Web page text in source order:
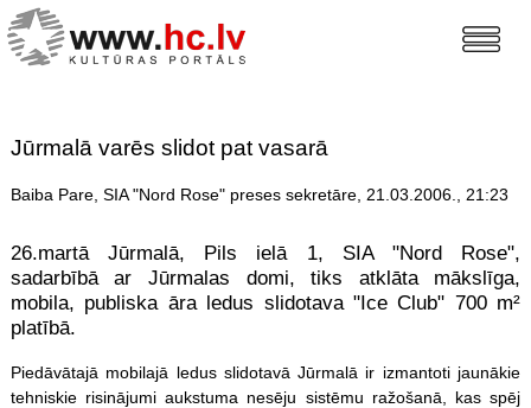
Jūrmalā varēs slidot pat vasarā
Baiba Pare, SIA "Nord Rose" preses sekretāre, 21.03.2006., 21:23
26.martā Jūrmalā, Pils ielā 1, SIA "Nord Rose",
sadarbībā ar Jūrmalas domi, tiks atklāta mākslīga,
mobila, publiska āra ledus slidotava "Ice Club" 700 m²
platībā.
Piedāvātajā mobilajā ledus slidotavā Jūrmalā ir izmantoti jaunākie
tehniskie risinājumi aukstuma nesēju sistēmu ražošanā, kas spēj